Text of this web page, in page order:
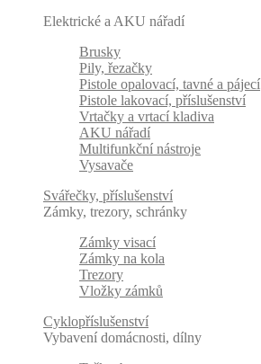
Elektrické a AKU nářadí
Brusky
Pily, řezačky
Pistole opalovací, tavné a pájecí
Pistole lakovací, příslušenství
Vrtačky a vrtací kladiva
AKU nářadí
Multifunkční nástroje
Vysavače
Svářečky, příslušenství
Zámky, trezory, schránky
Zámky visací
Zámky na kola
Trezory
Vložky zámků
Cyklopříslušenství
Vybavení domácnosti, dílny